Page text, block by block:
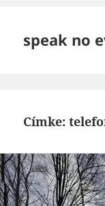
speak no
Címke: